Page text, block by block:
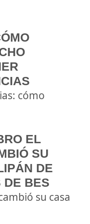
cómo
EL
SU
DE
DE BES
su casa